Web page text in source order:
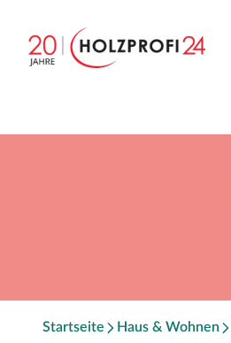
Startseite Haus & Wohnen